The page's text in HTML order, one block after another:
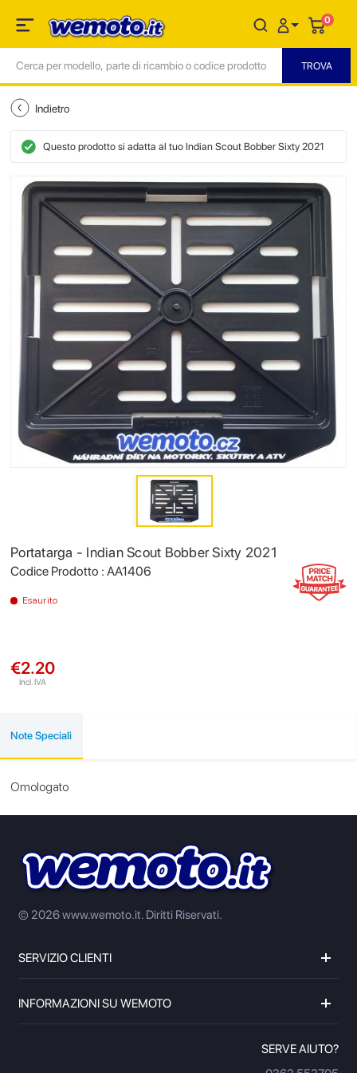
0
Indietro
Questo prodotto si adatta al tuo Indian Scout Bobber Sixty 2021
Portatarga - Indian Scout Bobber Sixty 2021
Codice Prodotto : AA1406
Esaurito
€2.20
Incl. IVA
Note Speciali
Omologato
© 2026 www.wemoto.it. Diritti Riservati.
SERVIZIO CLIENTI
INFORMAZIONI SU WEMOTO
SERVE AIUTO?